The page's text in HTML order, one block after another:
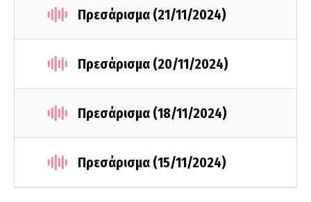
Πρεσάρισμα (21/11/2024)
Πρεσάρισμα (20/11/2024)
Πρεσάρισμα (18/11/2024)
Πρεσάρισμα (15/11/2024)